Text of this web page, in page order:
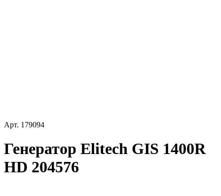
Арт. 179094
Генератор Elitech GIS 1400R
HD 204576